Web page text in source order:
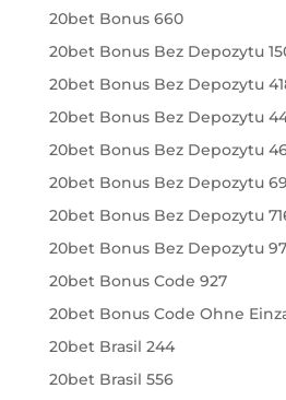
20bet Bonus 660
20bet Bonus Bez Depozytu
20bet Bonus Bez Depozytu
20bet Bonus Bez Depozytu
20bet Bonus Bez Depozytu
20bet Bonus Bez Depozytu
20bet Bonus Bez Depozytu
20bet Bonus Bez Depozytu
20bet Bonus Code 927
20bet Bonus Code Ohne
20bet Brasil 244
20bet Brasil 556